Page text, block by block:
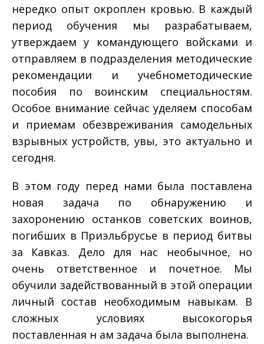
нередко опыт окроплен кровью. В каждый
период обучения мы разрабатываем,
утверждаем у командующего войсками и
отправляем в подразделения методические
рекомендации и учебно­методические
пособия по воинским специальностям.
Особое внимание сейчас уделяем способам
и приемам обезвреживания самодельных
взрывных устройств, увы, это актуально и
сегодня.
В этом году перед нами была поставлена
новая задача по обнаружению и
захоронению останков советских воинов,
погибших в Приэльбрусье в период битвы
за Кавказ. Дело для нас необычное, но
очень ответственное и почетное. Мы
обучили задействованный в этой операции
личный состав необходимым навыкам. В
сложных условиях высокогорья
поставленная н ам задача была выполнена.